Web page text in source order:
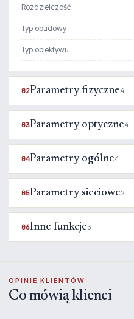
Rozdzielczość
Typ obudowy
Typ obiektywu
02Parametry fizyczne4
03Parametry optyczne4
04Parametry ogólne4
05Parametry sieciowe2
06Inne funkcje3
OPINIE KLIENTÓW
Co mówią klienci